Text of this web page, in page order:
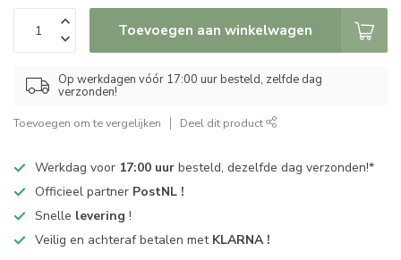
Toevoegen aan winkelwagen
Op werkdagen vóór 17:00 uur besteld, zelfde dag
verzonden!
Toevoegen om te vergelijken Deel dit product
Werkdag voor 17:00 uur besteld, dezelfde dag verzonden!*
Officieel partner PostNL !
Snelle levering !
Veilig en achteraf betalen met KLARNA !